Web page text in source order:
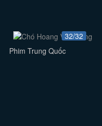
32/32
Phim Trung Quốc